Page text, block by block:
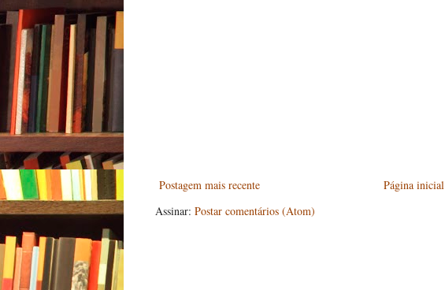
Postagem mais recente
Página inicial
Assinar: Postar comentários (Atom)